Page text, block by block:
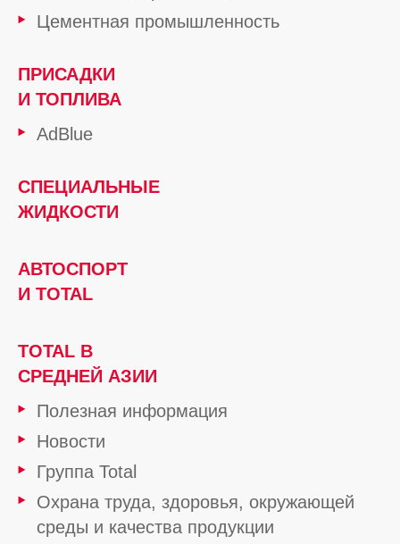
Цементная промышленность
ПРИСАДКИ
И ТОПЛИВА
AdBlue
СПЕЦИАЛЬНЫЕ
ЖИДКОСТИ
АВТОСПОРТ
И TOTAL
TOTAL В
СРЕДНЕЙ АЗИИ
Полезная информация
Новости
Группа Total
Охрана труда, здоровья, окружающей
среды и качества продукции